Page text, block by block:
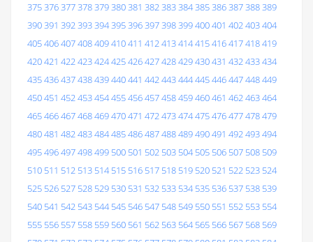
375376377378379380381 382383384385386387388389
390391 392393394395396397398399400401 402403404
405406407408409410411 412413414415416417418419
420421 422423424425426427428429430431 432433434
435436437438439440441 442443444445446447448449
450451 452453454455456457458459460461 462463464
465466467468469470471 472473474475476477478479
480481 482483484485486487488489490491 492493494
495496497498499 500 501 502 503 504 505 506 507 508 509
510 511 512 513 514 515 516 517 518 519 520 521 522 523 524
525 526 527 528 529 530 531 532 533 534 535 536 537 538 539
540 541 542 543 544 545 546 547 548 549 550 551 552 553 554
555 556 557 558 559 560 561 562 563 564 565 566 567 568 569